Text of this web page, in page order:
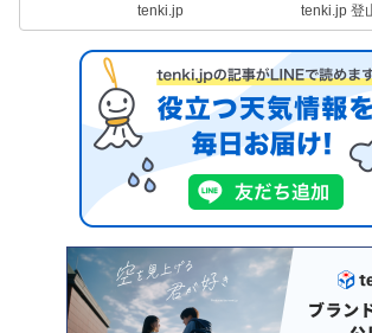
tenki.jp tenki.jp 登